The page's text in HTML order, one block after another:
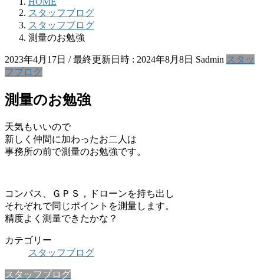
スタッフブログ
スタッフブログ
測量のお勉強
2023年4月17日 / 最終更新日時 : 2024年8月8日 Sadmin スタッ
フブログ
測量のお勉強
天気もいいので
新しく仲間に加わったお二人は
事務所の前で測量のお勉強です。
コンパス、ＧＰＳ，ドローンを持ち出し
それぞれで同じポイントを測量します。
精度よく測量できたかな？
カテゴリー
スタッフブログ
スタッフブログ